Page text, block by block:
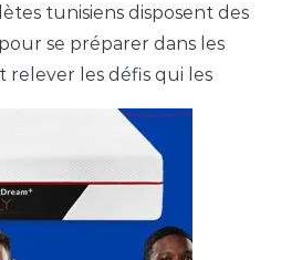
tunisiens disposent des
se préparer dans les
relever les défis qui les